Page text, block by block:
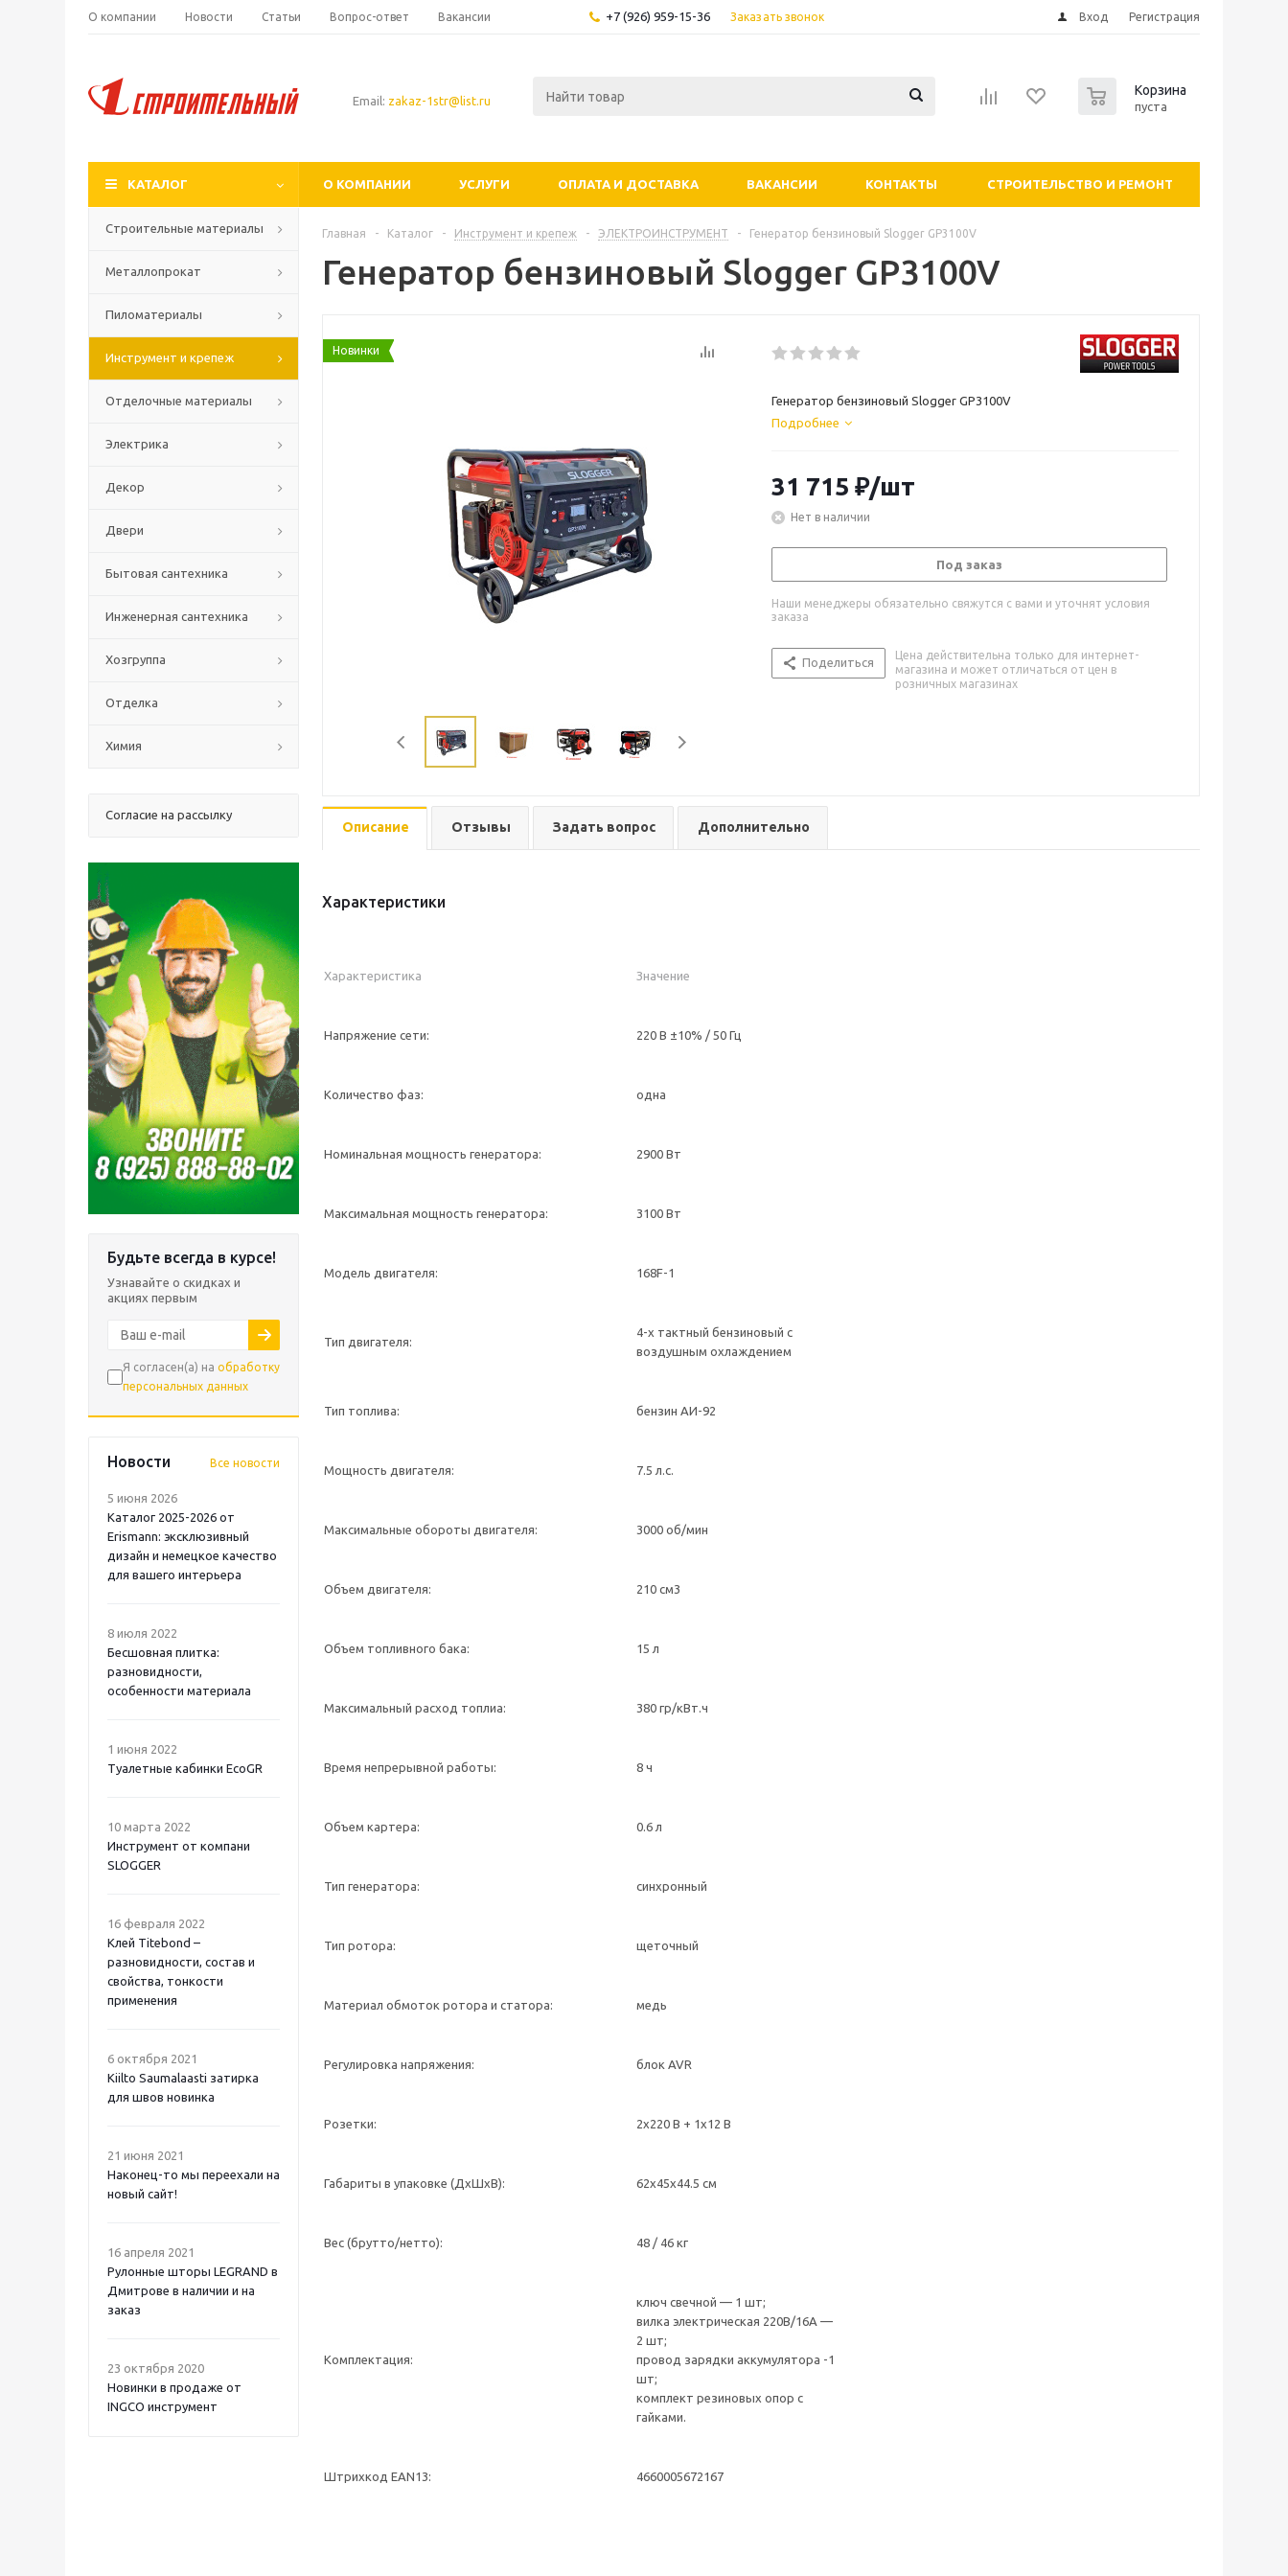
О компании Новости Статьи Вопрос-ответ Вакансии +7 (926) 959-15-36 Заказать звонок Вход Регистрация
Email: zakaz-1str@list.ru
Корзина
пуста
КАТАЛОГ О КОМПАНИИ УСЛУГИ ОПЛАТА И ДОСТАВКА ВАКАНСИИ КОНТАКТЫ СТРОИТЕЛЬСТВО И РЕМОНТ
Строительные материалы
Металлопрокат
Пиломатериалы
Инструмент и крепеж
Отделочные материалы
Электрика
Декор
Двери
Бытовая сантехника
Инженерная сантехника
Хозгруппа
Отделка
Химия
Согласие на рассылку
Будьте всегда в курсе!
Узнавайте о скидках и
акциях первым
Я согласен(а) на обработку
персональных данных
Новости Все новости
5 июня 2026
Каталог 2025-2026 от
Erismann: эксклюзивный
дизайн и немецкое качество
для вашего интерьера
8 июля 2022
Бесшовная плитка:
разновидности,
особенности материала
1 июня 2022
Туалетные кабинки EcoGR
10 марта 2022
Инструмент от компани
SLOGGER
16 февраля 2022
Клей Titebond –
разновидности, состав и
свойства, тонкости
применения
6 октября 2021
Kiilto Saumalaasti затирка
для швов новинка
21 июня 2021
Наконец-то мы переехали на
новый сайт!
16 апреля 2021
Рулонные шторы LEGRAND в
Дмитрове в наличии и на
заказ
23 октября 2020
Новинки в продаже от
INGCO инструмент
Главная - Каталог - Инструмент и крепеж - ЭЛЕКТРОИНСТРУМЕНТ - Генератор бензиновый Slogger GP3100V
Генератор бензиновый Slogger GP3100V
Новинки
Генератор бензиновый Slogger GP3100V
Подробнее
31 715 ₽/шт
Нет в наличии
Под заказ
Наши менеджеры обязательно свяжутся с вами и уточнят условия
заказа
Поделиться
Цена действительна только для интернет-
магазина и может отличаться от цен в
розничных магазинах
Описание Отзывы Задать вопрос Дополнительно
Характеристики
Характеристика Значение
Напряжение сети: 220 В ±10% / 50 Гц
Количество фаз: одна
Номинальная мощность генератора: 2900 Вт
Максимальная мощность генератора: 3100 Вт
Модель двигателя: 168F-1
Тип двигателя:
4-х тактный бензиновый с
воздушным охлаждением
Тип топлива: бензин АИ-92
Мощность двигателя: 7.5 л.с.
Максимальные обороты двигателя: 3000 об/мин
Объем двигателя: 210 см3
Объем топливного бака: 15 л
Максимальный расход топлиа: 380 гр/кВт.ч
Время непрерывной работы: 8 ч
Объем картера: 0.6 л
Тип генератора: синхронный
Тип ротора: щеточный
Материал обмоток ротора и статора: медь
Регулировка напряжения: блок AVR
Розетки: 2х220 В + 1х12 В
Габариты в упаковке (ДхШхВ): 62х45х44.5 см
Вес (брутто/нетто): 48 / 46 кг
Комплектация:
ключ свечной — 1 шт;
вилка электрическая 220В/16А —
2 шт;
провод зарядки аккумулятора -1
шт;
комплект резиновых опор с
гайками.
Штрихкод EAN13: 4660005672167